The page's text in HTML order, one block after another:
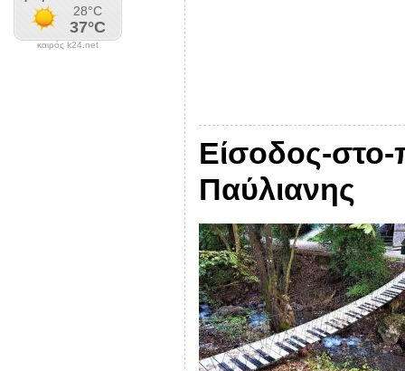
καιρός k24.net
Είσοδος-
Παύλιανης